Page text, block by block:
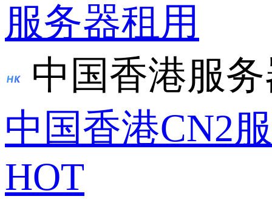
服务器租用
中国香港服
中国香港CN2
HOT